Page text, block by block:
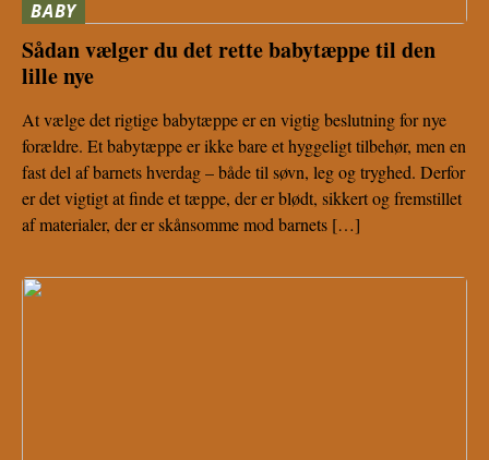
BABY
Sådan vælger du det rette babytæppe til den
lille nye
At vælge det rigtige babytæppe er en vigtig beslutning for nye
forældre. Et babytæppe er ikke bare et hyggeligt tilbehør, men en
fast del af barnets hverdag – både til søvn, leg og tryghed. Derfor
er det vigtigt at finde et tæppe, der er blødt, sikkert og fremstillet
af materialer, der er skånsomme mod barnets […]